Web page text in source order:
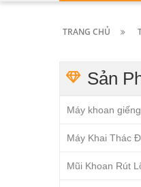
TRANG CHỦ
Sản
Máy khoan giếng
Máy Khai Thác
Mũi Khoan Rút